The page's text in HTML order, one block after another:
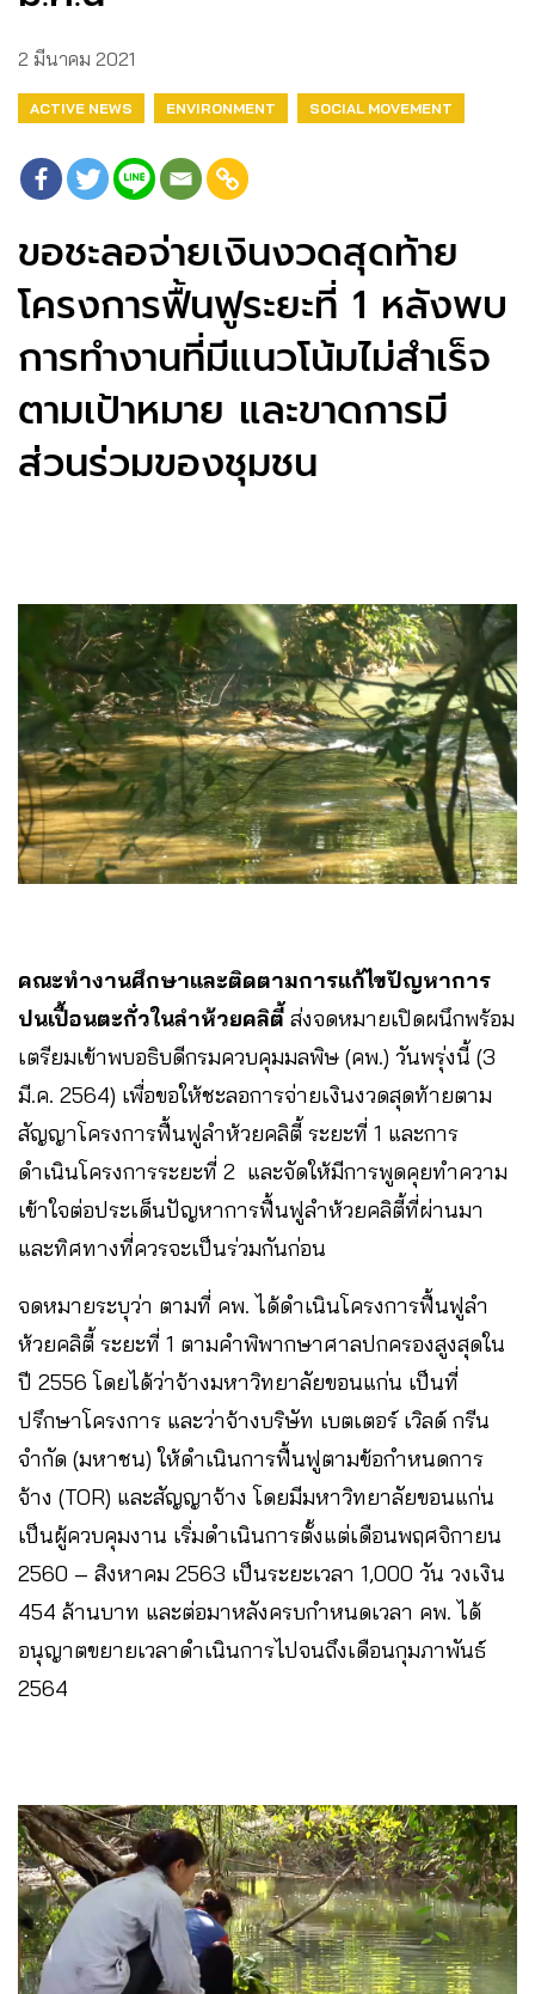
2 มีนาคม 2021
ACTIVE NEWS ENVIRONMENT SOCIAL MOVEMENT
ขอชะลอจ่ายเงินงวดสุดท้าย
โครงการฟื้นฟูระยะที่ 1 หลังพบ
การทำงานที่มีแนวโน้มไม่สำเร็จ
ตามเป้าหมาย และขาดการมี
ส่วนร่วมของชุมชน
คณะทำงานศึกษาและติดตามการแก้ไขปัญหาการ
ปนเปื้อนตะกั่วในลำห้วยคลิตี้ ส่งจดหมายเปิดผนึกพร้อม
เตรียมเข้าพบอธิบดีกรมควบคุมมลพิษ (คพ.) วันพรุ่งนี้ (3
มี.ค. 2564) เพื่อขอให้ชะลอการจ่ายเงินงวดสุดท้ายตาม
สัญญาโครงการฟื้นฟูลำห้วยคลิตี้ ระยะที่ 1 และการ
ดำเนินโครงการระยะที่ 2 และจัดให้มีการพูดคุยทำความ
เข้าใจต่อประเด็นปัญหาการฟื้นฟูลำห้วยคลิตี้ที่ผ่านมา
และทิศทางที่ควรจะเป็นร่วมกันก่อน
จดหมายระบุว่า ตามที่ คพ. ได้ดำเนินโครงการฟื้นฟูลำ
ห้วยคลิตี้ ระยะที่ 1 ตามคำพิพากษาศาลปกครองสูงสุดใน
ปี 2556 โดยได้ว่าจ้างมหาวิทยาลัยขอนแก่น เป็นที่
ปรึกษาโครงการ และว่าจ้างบริษัท เบตเตอร์ เวิลด์ กรีน
จำกัด (มหาชน) ให้ดำเนินการฟื้นฟูตามข้อกำหนดการ
จ้าง (TOR) และสัญญาจ้าง โดยมีมหาวิทยาลัยขอนแก่น
เป็นผู้ควบคุมงาน เริ่มดำเนินการตั้งแต่เดือนพฤศจิกายน
2560 – สิงหาคม 2563 เป็นระยะเวลา 1,000 วัน วงเงิน
454 ล้านบาท และต่อมาหลังครบกำหนดเวลา คพ. ได้
อนุญาตขยายเวลาดำเนินการไปจนถึงเดือนกุมภาพันธ์
2564